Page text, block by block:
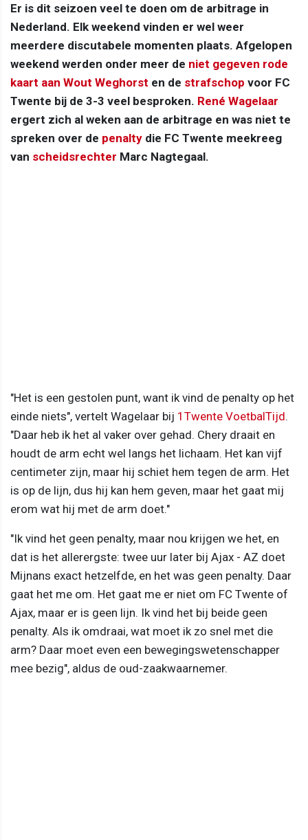
Er is dit seizoen veel te doen om de arbitrage in
Nederland. Elk weekend vinden er wel weer
meerdere discutabele momenten plaats. Afgelopen
weekend werden onder meer de niet gegeven rode
kaart aan Wout Weghorst en de strafschop voor FC
Twente bij de 3-3 veel besproken. René Wagelaar
ergert zich al weken aan de arbitrage en was niet te
spreken over de penalty die FC Twente meekreeg
van scheidsrechter Marc Nagtegaal.
"Het is een gestolen punt, want ik vind de penalty op het
einde niets", vertelt Wagelaar bij 1Twente VoetbalTijd.
"Daar heb ik het al vaker over gehad. Chery draait en
houdt de arm echt wel langs het lichaam. Het kan vijf
centimeter zijn, maar hij schiet hem tegen de arm. Het
is op de lijn, dus hij kan hem geven, maar het gaat mij
erom wat hij met de arm doet."
"Ik vind het geen penalty, maar nou krijgen we het, en
dat is het allerergste: twee uur later bij Ajax - AZ doet
Mijnans exact hetzelfde, en het was geen penalty. Daar
gaat het me om. Het gaat me er niet om FC Twente of
Ajax, maar er is geen lijn. Ik vind het bij beide geen
penalty. Als ik omdraai, wat moet ik zo snel met die
arm? Daar moet even een bewegingswetenschapper
mee bezig", aldus de oud-zaakwaarnemer.